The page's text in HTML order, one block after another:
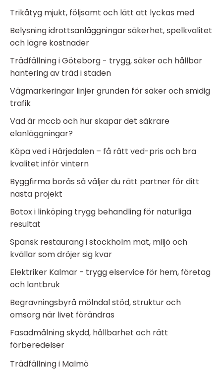
Trikåtyg mjukt, följsamt och lätt att lyckas med
Belysning idrottsanläggningar säkerhet, spelkvalitet
och lägre kostnader
Trädfällning i Göteborg - trygg, säker och hållbar
hantering av träd i staden
Vägmarkeringar linjer grunden för säker och smidig
trafik
Vad är mccb och hur skapar det säkrare
elanläggningar?
Köpa ved i Härjedalen – få rätt ved-pris och bra
kvalitet inför vintern
Byggfirma borås så väljer du rätt partner för ditt
nästa projekt
Botox i linköping trygg behandling för naturliga
resultat
Spansk restaurang i stockholm mat, miljö och
kvällar som dröjer sig kvar
Elektriker Kalmar - trygg elservice för hem, företag
och lantbruk
Begravningsbyrå mölndal stöd, struktur och
omsorg när livet förändras
Fasadmålning skydd, hållbarhet och rätt
förberedelser
Trädfällning i Malmö